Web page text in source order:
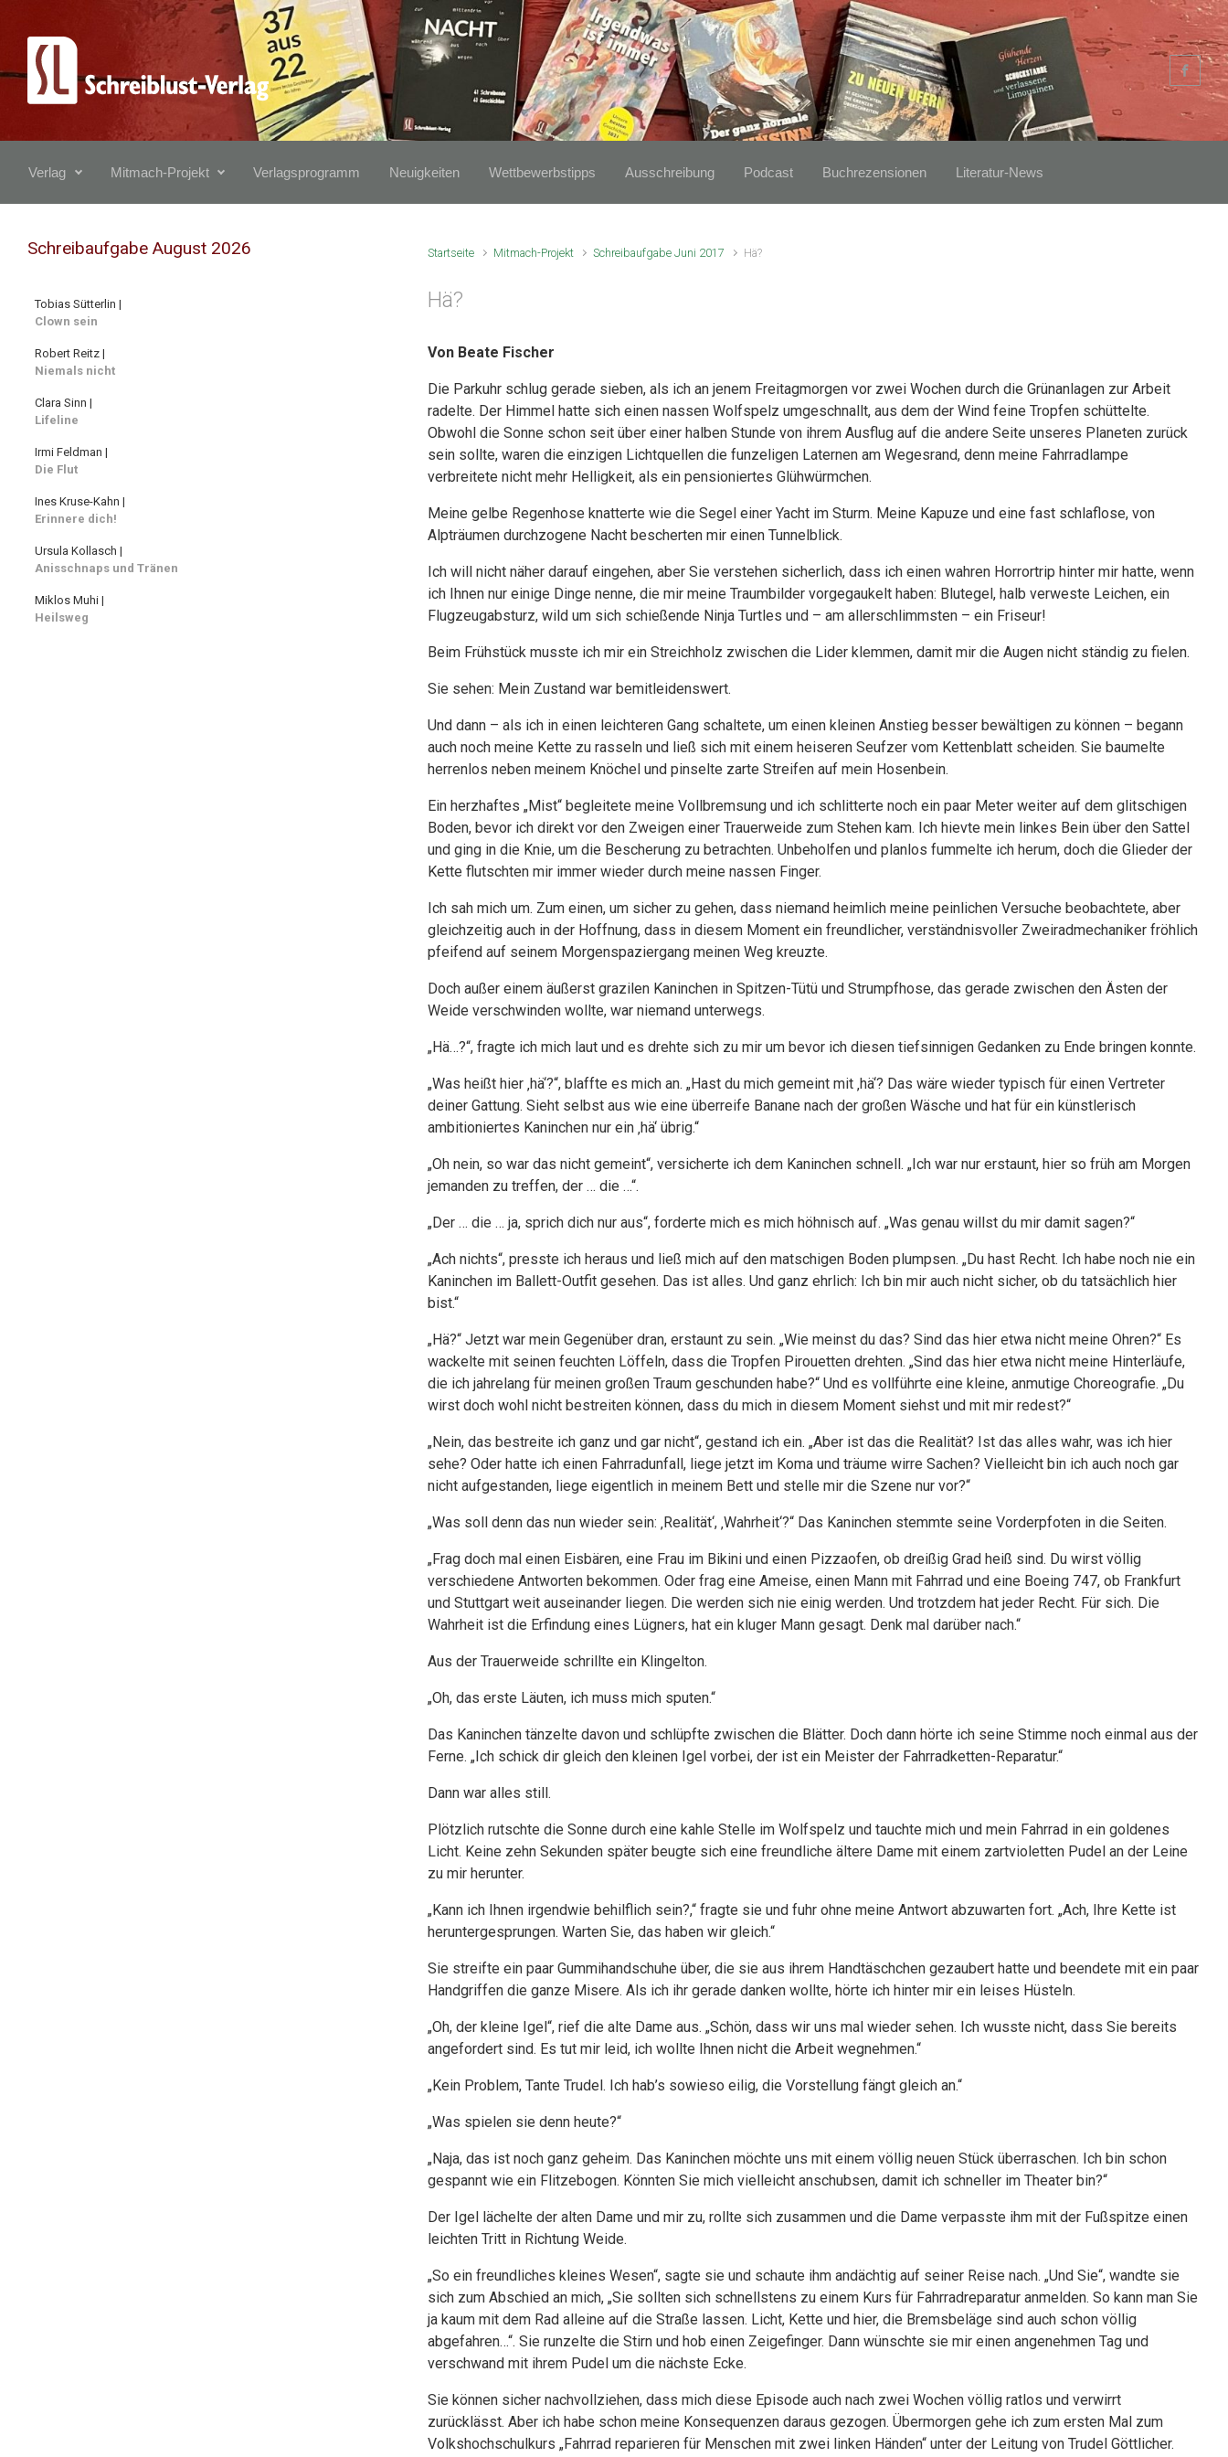
Zum Hauptinhalt springen
Verlag Mitmach-Projekt Verlagsprogramm Neuigkeiten Wettbewerbstipps Ausschreibung Podcast Buchrezensionen Literatur-News
Startseite Mitmach-Projekt Schreibaufgabe Juni 2017 Hä?
Hä?
Von Beate Fischer
Die Parkuhr schlug gerade sieben, als ich an jenem Freitagmorgen vor zwei Wochen durch die Grünanlagen zur Arbeit
radelte. Der Himmel hatte sich einen nassen Wolfspelz umgeschnallt, aus dem der Wind feine Tropfen schüttelte.
Obwohl die Sonne schon seit über einer halben Stunde von ihrem Ausflug auf die andere Seite unseres Planeten zurück
sein sollte, waren die einzigen Lichtquellen die funzeligen Laternen am Wegesrand, denn meine Fahrradlampe
verbreitete nicht mehr Helligkeit, als ein pensioniertes Glühwürmchen.
Meine gelbe Regenhose knatterte wie die Segel einer Yacht im Sturm. Meine Kapuze und eine fast schlaflose, von
Alpträumen durchzogene Nacht bescherten mir einen Tunnelblick.
Ich will nicht näher darauf eingehen, aber Sie verstehen sicherlich, dass ich einen wahren Horrortrip hinter mir hatte, wenn
ich Ihnen nur einige Dinge nenne, die mir meine Traumbilder vorgegaukelt haben: Blutegel, halb verweste Leichen, ein
Flugzeugabsturz, wild um sich schießende Ninja Turtles und – am allerschlimmsten – ein Friseur!
Beim Frühstück musste ich mir ein Streichholz zwischen die Lider klemmen, damit mir die Augen nicht ständig zu fielen.
Sie sehen: Mein Zustand war bemitleidenswert.
Und dann – als ich in einen leichteren Gang schaltete, um einen kleinen Anstieg besser bewältigen zu können – begann
auch noch meine Kette zu rasseln und ließ sich mit einem heiseren Seufzer vom Kettenblatt scheiden. Sie baumelte
herrenlos neben meinem Knöchel und pinselte zarte Streifen auf mein Hosenbein.
Ein herzhaftes „Mist“ begleitete meine Vollbremsung und ich schlitterte noch ein paar Meter weiter auf dem glitschigen
Boden, bevor ich direkt vor den Zweigen einer Trauerweide zum Stehen kam. Ich hievte mein linkes Bein über den Sattel
und ging in die Knie, um die Bescherung zu betrachten. Unbeholfen und planlos fummelte ich herum, doch die Glieder der
Kette flutschten mir immer wieder durch meine nassen Finger.
Ich sah mich um. Zum einen, um sicher zu gehen, dass niemand heimlich meine peinlichen Versuche beobachtete, aber
gleichzeitig auch in der Hoffnung, dass in diesem Moment ein freundlicher, verständnisvoller Zweiradmechaniker fröhlich
pfeifend auf seinem Morgenspaziergang meinen Weg kreuzte.
Doch außer einem äußerst grazilen Kaninchen in Spitzen-Tütü und Strumpfhose, das gerade zwischen den Ästen der
Weide verschwinden wollte, war niemand unterwegs.
„Hä…?“, fragte ich mich laut und es drehte sich zu mir um bevor ich diesen tiefsinnigen Gedanken zu Ende bringen konnte.
„Was heißt hier ‚hä‘?“, blaffte es mich an. „Hast du mich gemeint mit ‚hä‘? Das wäre wieder typisch für einen Vertreter
deiner Gattung. Sieht selbst aus wie eine überreife Banane nach der großen Wäsche und hat für ein künstlerisch
ambitioniertes Kaninchen nur ein ‚hä‘ übrig.“
„Oh nein, so war das nicht gemeint“, versicherte ich dem Kaninchen schnell. „Ich war nur erstaunt, hier so früh am Morgen
jemanden zu treffen, der … die …“.
„Der … die … ja, sprich dich nur aus“, forderte mich es mich höhnisch auf. „Was genau willst du mir damit sagen?“
„Ach nichts“, presste ich heraus und ließ mich auf den matschigen Boden plumpsen. „Du hast Recht. Ich habe noch nie ein
Kaninchen im Ballett-Outfit gesehen. Das ist alles. Und ganz ehrlich: Ich bin mir auch nicht sicher, ob du tatsächlich hier
bist.“
„Hä?“ Jetzt war mein Gegenüber dran, erstaunt zu sein. „Wie meinst du das? Sind das hier etwa nicht meine Ohren?“ Es
wackelte mit seinen feuchten Löffeln, dass die Tropfen Pirouetten drehten. „Sind das hier etwa nicht meine Hinterläufe,
die ich jahrelang für meinen großen Traum geschunden habe?“ Und es vollführte eine kleine, anmutige Choreografie. „Du
wirst doch wohl nicht bestreiten können, dass du mich in diesem Moment siehst und mit mir redest?“
„Nein, das bestreite ich ganz und gar nicht“, gestand ich ein. „Aber ist das die Realität? Ist das alles wahr, was ich hier
sehe? Oder hatte ich einen Fahrradunfall, liege jetzt im Koma und träume wirre Sachen? Vielleicht bin ich auch noch gar
nicht aufgestanden, liege eigentlich in meinem Bett und stelle mir die Szene nur vor?“
„Was soll denn das nun wieder sein: ‚Realität‘, ‚Wahrheit‘?“ Das Kaninchen stemmte seine Vorderpfoten in die Seiten.
„Frag doch mal einen Eisbären, eine Frau im Bikini und einen Pizzaofen, ob dreißig Grad heiß sind. Du wirst völlig
verschiedene Antworten bekommen. Oder frag eine Ameise, einen Mann mit Fahrrad und eine Boeing 747, ob Frankfurt
und Stuttgart weit auseinander liegen. Die werden sich nie einig werden. Und trotzdem hat jeder Recht. Für sich. Die
Wahrheit ist die Erfindung eines Lügners, hat ein kluger Mann gesagt. Denk mal darüber nach.“
Aus der Trauerweide schrillte ein Klingelton.
„Oh, das erste Läuten, ich muss mich sputen.“
Das Kaninchen tänzelte davon und schlüpfte zwischen die Blätter. Doch dann hörte ich seine Stimme noch einmal aus der
Ferne. „Ich schick dir gleich den kleinen Igel vorbei, der ist ein Meister der Fahrradketten-Reparatur.“
Dann war alles still.
Plötzlich rutschte die Sonne durch eine kahle Stelle im Wolfspelz und tauchte mich und mein Fahrrad in ein goldenes
Licht. Keine zehn Sekunden später beugte sich eine freundliche ältere Dame mit einem zartvioletten Pudel an der Leine
zu mir herunter.
„Kann ich Ihnen irgendwie behilflich sein?,“ fragte sie und fuhr ohne meine Antwort abzuwarten fort. „Ach, Ihre Kette ist
heruntergesprungen. Warten Sie, das haben wir gleich.“
Sie streifte ein paar Gummihandschuhe über, die sie aus ihrem Handtäschchen gezaubert hatte und beendete mit ein paar
Handgriffen die ganze Misere. Als ich ihr gerade danken wollte, hörte ich hinter mir ein leises Hüsteln.
„Oh, der kleine Igel“, rief die alte Dame aus. „Schön, dass wir uns mal wieder sehen. Ich wusste nicht, dass Sie bereits
angefordert sind. Es tut mir leid, ich wollte Ihnen nicht die Arbeit wegnehmen.“
„Kein Problem, Tante Trudel. Ich hab’s sowieso eilig, die Vorstellung fängt gleich an.“
„Was spielen sie denn heute?“
„Naja, das ist noch ganz geheim. Das Kaninchen möchte uns mit einem völlig neuen Stück überraschen. Ich bin schon
gespannt wie ein Flitzebogen. Könnten Sie mich vielleicht anschubsen, damit ich schneller im Theater bin?“
Der Igel lächelte der alten Dame und mir zu, rollte sich zusammen und die Dame verpasste ihm mit der Fußspitze einen
leichten Tritt in Richtung Weide.
„So ein freundliches kleines Wesen“, sagte sie und schaute ihm andächtig auf seiner Reise nach. „Und Sie“, wandte sie
sich zum Abschied an mich, „Sie sollten sich schnellstens zu einem Kurs für Fahrradreparatur anmelden. So kann man Sie
ja kaum mit dem Rad alleine auf die Straße lassen. Licht, Kette und hier, die Bremsbeläge sind auch schon völlig
abgefahren…“. Sie runzelte die Stirn und hob einen Zeigefinger. Dann wünschte sie mir einen angenehmen Tag und
verschwand mit ihrem Pudel um die nächste Ecke.
Sie können sicher nachvollziehen, dass mich diese Episode auch nach zwei Wochen völlig ratlos und verwirrt
zurücklässt. Aber ich habe schon meine Konsequenzen daraus gezogen. Übermorgen gehe ich zum ersten Mal zum
Volkshochschulkurs „Fahrrad reparieren für Menschen mit zwei linken Händen“ unter der Leitung von Trudel Göttlicher.
Schreibaufgabe August 2026
Tobias Sütterlin |
Clown sein
Robert Reitz |
Niemals nicht
Clara Sinn |
Lifeline
Irmi Feldman |
Die Flut
Ines Kruse-Kahn |
Erinnere dich!
Ursula Kollasch |
Anisschnaps und Tränen
Miklos Muhi |
Heilsweg